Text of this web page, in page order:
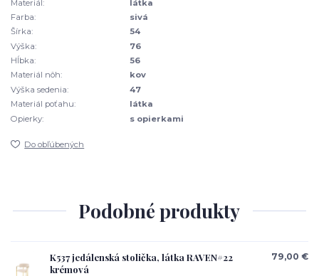
Materiál:
látka
Farba:
sivá
Šírka:
54
Výška:
76
Hĺbka:
56
Materiál nôh:
kov
Výška sedenia:
47
Materiál poťahu:
látka
Opierky:
s opierkami
Do obľúbených
Podobné produkty
K537 jedálenská stolička, látka RAVEN#22
krémová
79,00 €